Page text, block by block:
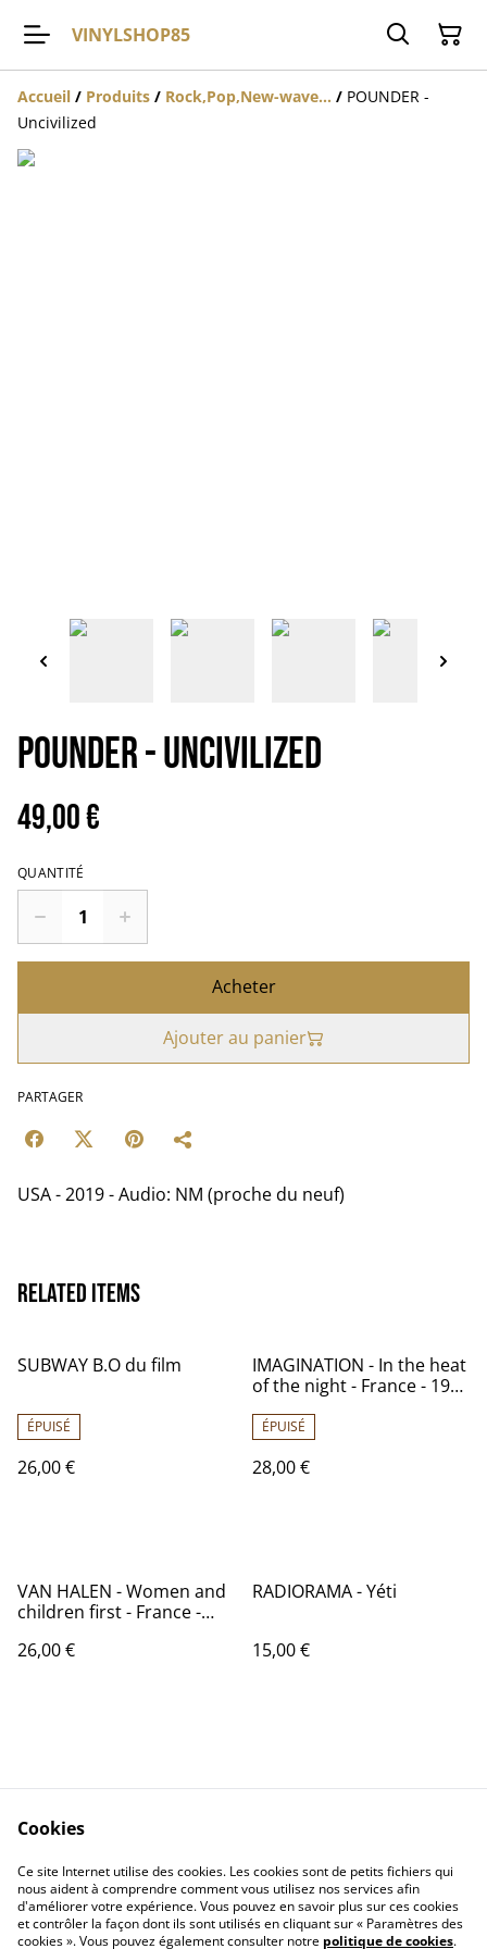
VINYLSHOP85
Accueil / Produits / Rock,Pop,New-wave... / POUNDER -
Uncivilized
POUNDER - Uncivilized
49,00 €
QUANTITÉ
Acheter
Ajouter au panier
PARTAGER
USA - 2019 - Audio: NM (proche du neuf)
Related items
SUBWAY B.O du film
ÉPUISÉ
26,00 €
IMAGINATION - In the heat
of the night - France - 1982
201 954
ÉPUISÉ
28,00 €
VAN HALEN - Women and
children first - France -
56793
26,00 €
RADIORAMA - Yéti
15,00 €
Politique de
confidentialité
Politique de cookies
Calendrier:
Brocantes,Bourse...
Cookies
Ce site Internet utilise des cookies. Les cookies sont de petits fichiers qui
nous aident à comprendre comment vous utilisez nos services afin
d'améliorer votre expérience. Vous pouvez en savoir plus sur ces cookies
et contrôler la façon dont ils sont utilisés en cliquant sur « Paramètres des
cookies ». Vous pouvez également consulter notre politique de cookies.